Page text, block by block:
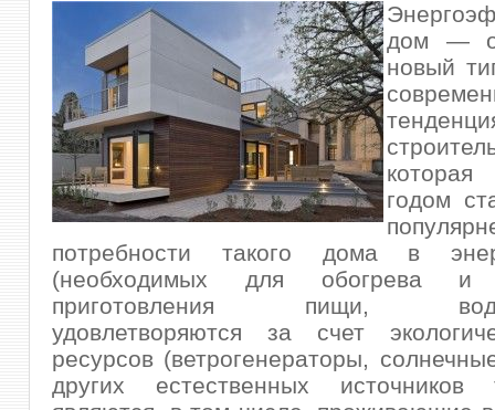
дом —
новый
годом
потребности такого дома в
(необходимых для обогрева и
приготовления пищи,
удовлетворяются за счет
ресурсов (ветрогенераторы,
других естественных